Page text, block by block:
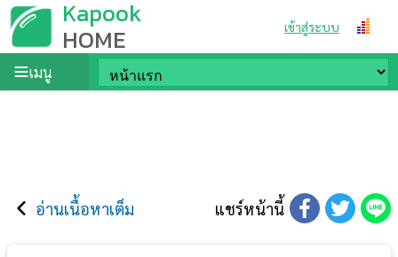
Kapook
HOME เข้าสู่ระบบ
เมนู
อ่านเนื้อหาเต็ม แชร์หน้านี้